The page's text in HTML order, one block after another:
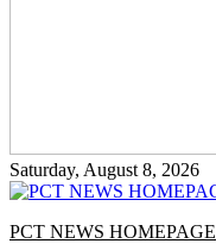
Saturday, August 8, 2026
PCT NEWS HOMEPAGE